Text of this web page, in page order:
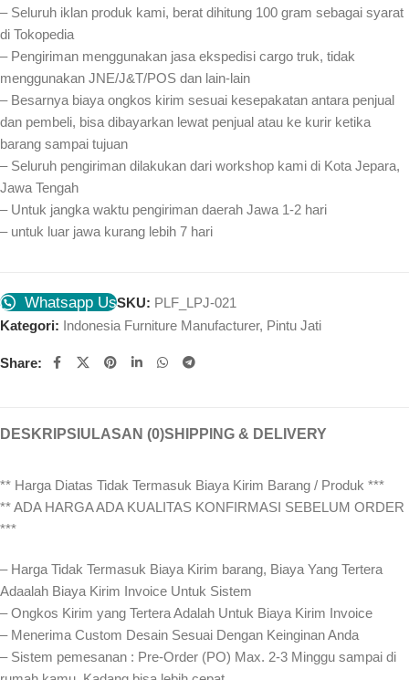
– Seluruh iklan produk kami, berat dihitung 100 gram sebagai syarat
di Tokopedia
– Pengiriman menggunakan jasa ekspedisi cargo truk, tidak
menggunakan JNE/J&T/POS dan lain-lain
– Besarnya biaya ongkos kirim sesuai kesepakatan antara penjual
dan pembeli, bisa dibayarkan lewat penjual atau ke kurir ketika
barang sampai tujuan
– Seluruh pengiriman dilakukan dari workshop kami di Kota Jepara,
Jawa Tengah
– Untuk jangka waktu pengiriman daerah Jawa 1-2 hari
– untuk luar jawa kurang lebih 7 hari
Whatsapp UsSKU: PLF_LPJ-021
Kategori: Indonesia Furniture Manufacturer, Pintu Jati
Share:
DESKRIPSI ULASAN (0)SHIPPING & DELIVERY
** Harga Diatas Tidak Termasuk Biaya Kirim Barang / Produk ***
** ADA HARGA ADA KUALITAS KONFIRMASI SEBELUM ORDER
***
– Harga Tidak Termasuk Biaya Kirim barang, Biaya Yang Tertera
Adaalah Biaya Kirim Invoice Untuk Sistem
– Ongkos Kirim yang Tertera Adalah Untuk Biaya Kirim Invoice
– Menerima Custom Desain Sesuai Dengan Keinginan Anda
– Sistem pemesanan : Pre-Order (PO) Max. 2-3 Minggu sampai di